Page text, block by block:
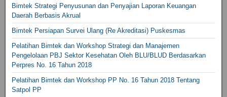
Bimtek Strategi Penyusunan dan Penyajian Laporan Keuangan
Daerah Berbasis Akrual
Bimtek Persiapan Survei Ulang (Re Akreditasi) Puskesmas
Pelatihan Bimtek dan Workshop Strategi dan Manajemen
Pengelolaan PBJ Sektor Kesehatan Oleh BLU/BLUD Berdasarkan
Perpres No. 16 Tahun 2018
Pelatihan Bimtek dan Workshop PP No. 16 Tahun 2018 Tentang
Satpol PP